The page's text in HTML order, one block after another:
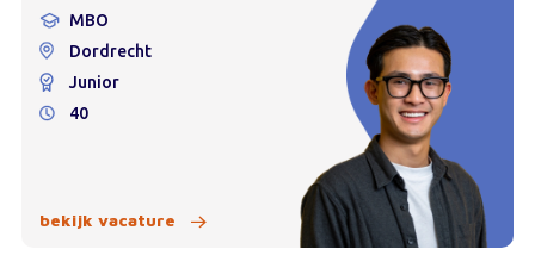
MBO
Dordrecht
Junior
40
bekijk vacature